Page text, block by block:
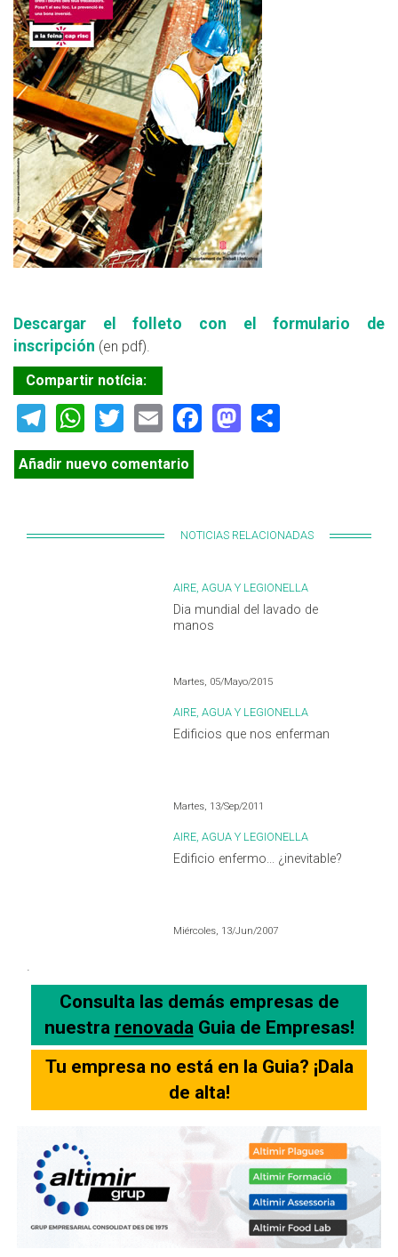
Descargar el folleto con el formulario de
inscripción (en pdf).
Compartir notícia:
Telegram
WhatsApp
TwitterEmailFacebook
Mastodon
Añadir nuevo comentario
NOTICIAS RELACIONADAS
AIRE, AGUA Y LEGIONELLA
Dia mundial del lavado de
manos
Martes, 05/Mayo/2015
AIRE, AGUA Y LEGIONELLA
Edificios que nos enferman
Martes, 13/Sep/2011
AIRE, AGUA Y LEGIONELLA
Edificio enfermo... ¿inevitable?
Miércoles, 13/Jun/2007
.
Consulta las demás empresas de
nuestra renovadaGuia de Empresas!
Tu empresa no está en la Guia? ¡Dala
de alta!